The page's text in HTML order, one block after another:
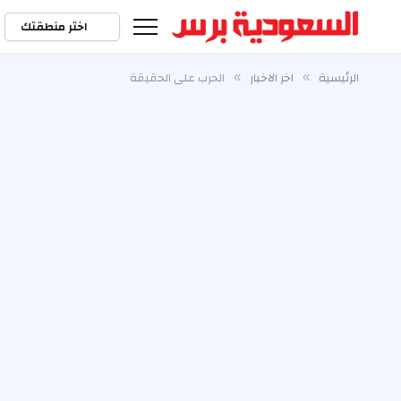
اختر منطقتك
الرئيسية » اخر الاخبار » الحرب على الحقيقة